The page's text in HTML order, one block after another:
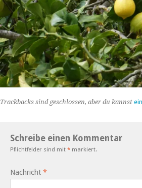
Trackbacks sind geschlossen, aber du kannst
Schreibe einen Kommentar
Pflichtfelder sind mit * markiert.
Nachricht *